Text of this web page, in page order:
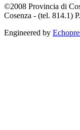
©2008 Provincia di
Cosenza - (tel. 814.1)
Engineered by